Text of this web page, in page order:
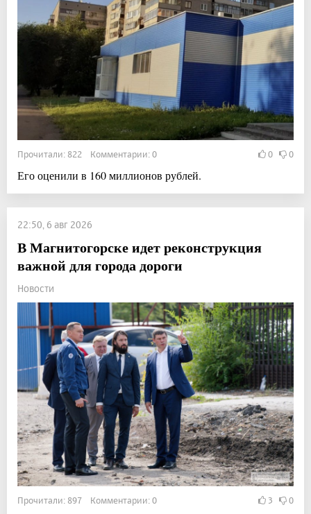
Прочитали: 822 Комментарии: 0 0 0
Его оценили в 160 миллионов рублей.
22:50, 6 авг 2026
В Магнитогорске идет реконструкция
важной для города дороги
Новости
Прочитали: 897 Комментарии: 0 3 0